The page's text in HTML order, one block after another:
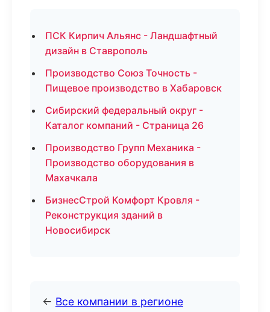
ПСК Кирпич Альянс - Ландшафтный
дизайн в Ставрополь
Производство Союз Точность -
Пищевое производство в Хабаровск
Сибирский федеральный округ -
Каталог компаний - Страница 26
Производство Групп Механика -
Производство оборудования в
Махачкала
БизнесСтрой Комфорт Кровля -
Реконструкция зданий в
Новосибирск
← Все компании в регионе